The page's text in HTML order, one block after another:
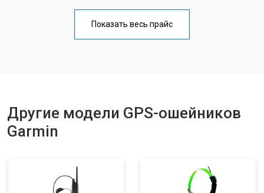
Показать весь прайс
Другие модели GPS-ошейников
Garmin